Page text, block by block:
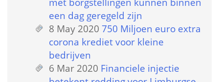
een dag geregeld zijn
8 May 2020 750 Miljoen euro extra
corona krediet voor kleine
bedrijven
6 Mar 2020 Financiele injectie